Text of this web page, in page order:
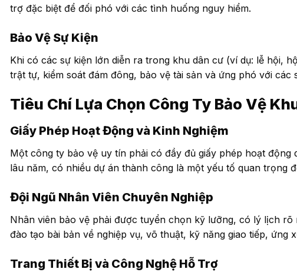
trợ đặc biệt để đối phó với các tình huống nguy hiểm.
Bảo Vệ Sự Kiện
Khi có các sự kiện lớn diễn ra trong khu dân cư (ví dụ: lễ hội,
trật tự, kiểm soát đám đông, bảo vệ tài sản và ứng phó với các
Tiêu Chí Lựa Chọn Công Ty Bảo Vệ
Giấy Phép Hoạt Động và Kinh Nghiệm
Một công ty bảo vệ uy tín phải có đầy đủ giấy phép hoạt
lâu năm, có nhiều dự án thành công là một yếu tố quan trọng
Đội Ngũ Nhân Viên Chuyên Nghiệp
Nhân viên bảo vệ phải được tuyển chọn kỹ lưỡng, có lý lịch
đào tạo bài bản về nghiệp vụ, võ thuật, kỹ năng giao tiếp, ứng
Trang Thiết Bị và Công Nghệ Hỗ Trợ